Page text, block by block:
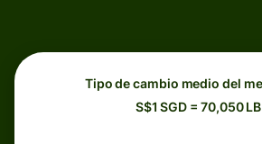
Tipo de cambio medio del
S$1 SGD = 70,050